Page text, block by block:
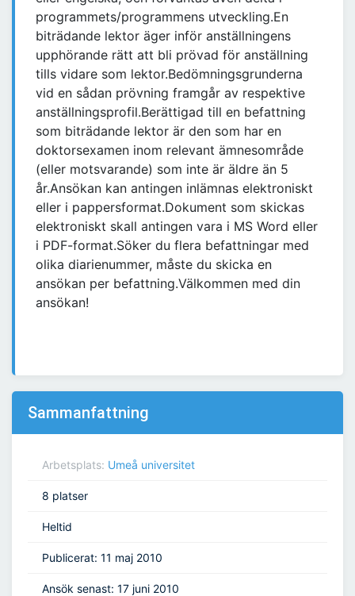
programmets/programmens utveckling.En
biträdande lektor äger inför anställningens
upphörande rätt att bli prövad för anställning
tills vidare som lektor.Bedömningsgrunderna
vid en sådan prövning framgår av respektive
anställningsprofil.Berättigad till en befattning
som biträdande lektor är den som har en
doktorsexamen inom relevant ämnesområde
(eller motsvarande) som inte är äldre än 5
år.Ansökan kan antingen inlämnas elektroniskt
eller i pappersformat.Dokument som skickas
elektroniskt skall antingen vara i MS Word eller
i PDF-format.Söker du flera befattningar med
olika diarienummer, måste du skicka en
ansökan per befattning.Välkommen med din
ansökan!
Sammanfattning
Arbetsplats: Umeå universitet
8 platser
Heltid
Publicerat: 11 maj 2010
Ansök senast: 17 juni 2010